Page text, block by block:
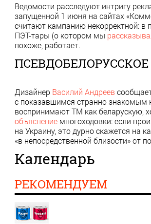
Ведомости расследуют интригу
запущенной 1 июня на сайтах
считают кампанию некорректной: в
ПЭТ-тары (о котором мы
похоже, работает.
Дизайнер Василий Андреев
с показавшимся странно знакомым
воспринимают ТМ как беларускую,
объяснение многоходовки: если
на Украину, это дурно скажется на
«в непосредственной близости» от
Календарь
РЕКОМЕНДУЕМ